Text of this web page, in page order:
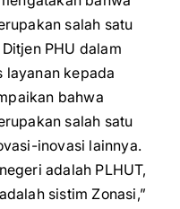
salah satu
PHU dalam
layanan kepada
bahwa
salah satu
inovasi lainnya.
adalah PLHUT,
sistim Zonasi,”